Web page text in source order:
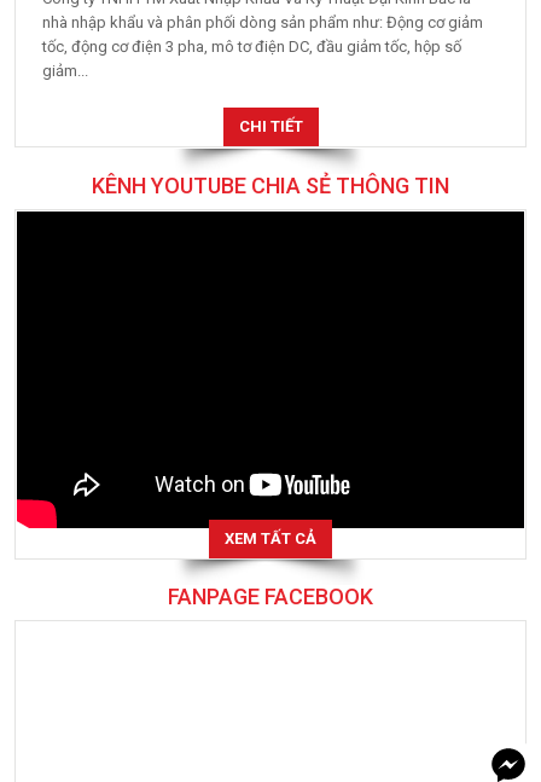
Công ty TNHH TM Xuất Nhập Khẩu Và Kỹ Thuật Đại Kinh Bắc là
nhà nhập khẩu và phân phối dòng sản phẩm như: Động cơ giảm
tốc, động cơ điện 3 pha, mô tơ điện DC, đầu giảm tốc, hộp số
CHI TIẾT
KÊNH YOUTUBE CHIA SẺ THÔNG TIN
XEM TẤT CẢ
FANPAGE FACEBOOK